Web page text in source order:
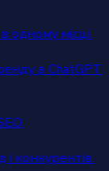
одному місці.
в ChatGPT
конкурентів.